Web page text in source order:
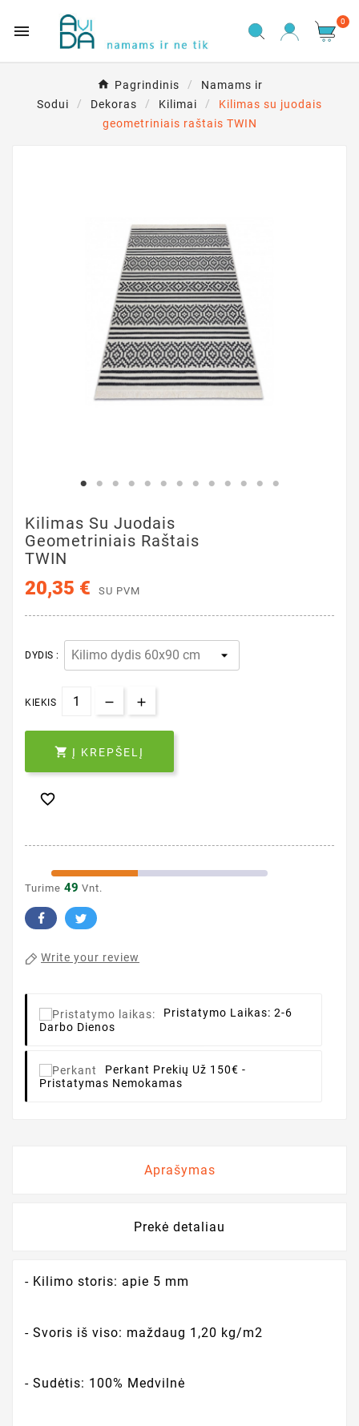

0
Pagrindinis
Namams ir
Sodui
Dekoras Kilimai
Kilimas su juodais
geometriniais raštais TWIN
Kilimas Su Juodais
Geometriniais Raštais
TWIN
20,35 € SU PVM
DYDIS :
KIEKIS
 Į KREPŠELĮ

Turime 49 Vnt.
Write your review
Pristatymo Laikas: 2-6
Darbo Dienos
Perkant Prekių Už 150€ -
Pristatymas Nemokamas
Aprašymas
Prekė detaliau
- Kilimo storis: apie 5 mm
- Svoris iš viso: maždaug 1,20 kg/m2
- Sudėtis: 100% Medvilnė